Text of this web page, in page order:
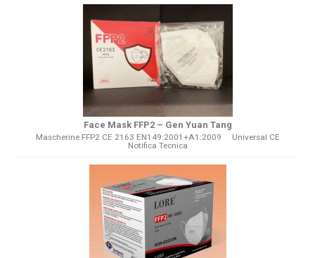
Face Mask FFP2 – Gen Yuan Tang
Mascherine FFP2 CE 2163 EN149:2001+A1:2009 Universal CE
Notifica Tecnica